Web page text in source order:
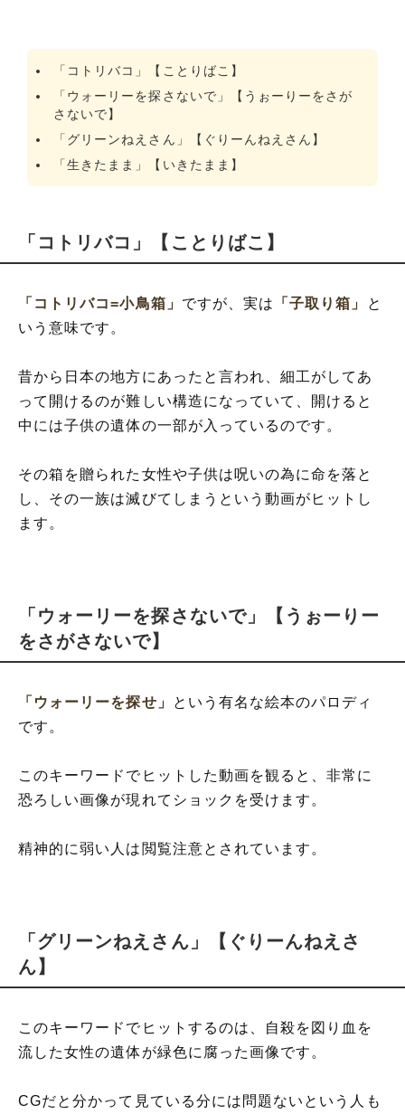
「コトリバコ」【ことりばこ】
「ウォーリーを探さないで」【うぉーりーをさが
さないで】
「グリーンねえさん」【ぐりーんねえさん】
「生きたまま」【いきたまま】
「コトリバコ」【ことりばこ】
「コトリバコ=小鳥箱」 ですが、実は 「子取り箱」
と
いう意味です。
昔から日本の地方にあったと言われ、細工がしてあ
って開けるのが難しい構造になっていて、開けると
中には子供の遺体の一部が入っているのです。
その箱を贈られた女性や子供は呪いの為に命を落と
し、その一族は滅びてしまうという動画がヒットし
ます。
「ウォーリーを探さないで」【うぉーりー
をさがさないで】
「ウォーリーを探せ」
という有名な絵本のパロディ
です。
このキーワードでヒットした動画を観ると、非常に
恐ろしい画像が現れてショックを受けます。
精神的に弱い人は閲覧注意とされています。
「グリーンねえさん」【ぐりーんねえさ
ん】
このキーワードでヒットするのは、自殺を図り血を
流した女性の遺体が緑色に腐った画像です。
CGだと分かって見ている分には問題ないという人も